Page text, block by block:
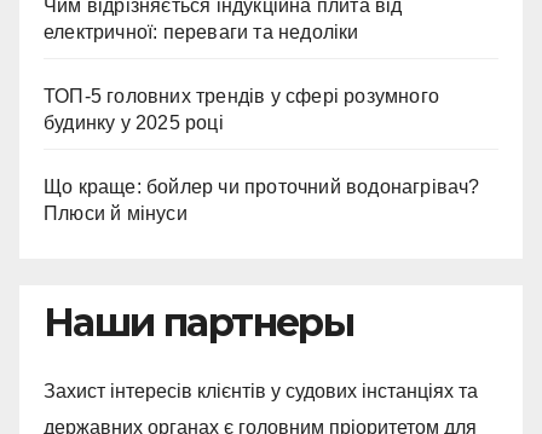
Чим відрізняється індукційна плита від
електричної: переваги та недоліки
ТОП-5 головних трендів у сфері розумного
будинку у 2025 році
Що краще: бойлер чи проточний водонагрівач?
Плюси й мінуси
Наши партнеры
Захист інтересів клієнтів у судових інстанціях та
державних органах є головним пріоритетом для